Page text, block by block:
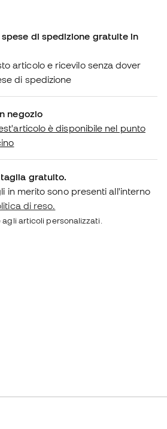
di spedizione gratuite in
articolo e ricevilo senza dover
di spedizione
negozio
è disponibile nel punto
gratuito.
in merito sono presenti all'interno
di reso.
articoli personalizzati.